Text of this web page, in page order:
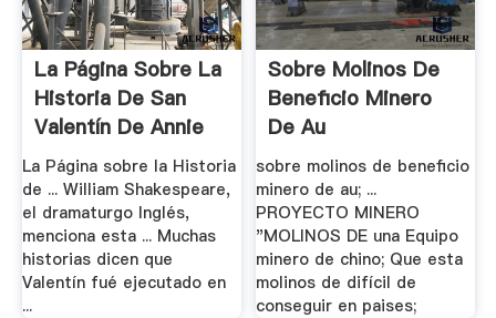
La Página Sobre La
Historia De San
Valentín De Annie
La Página sobre la Historia
de ... William Shakespeare,
el dramaturgo Inglés,
menciona esta ... Muchas
historias dicen que
Valentín fué ejecutado en
...
Sobre Molinos De
Beneficio Minero
De Au
sobre molinos de beneficio
minero de au; ...
PROYECTO MINERO
"MOLINOS DE una Equipo
minero de chino; Que esta
molinos de difícil de
conseguir en paises;